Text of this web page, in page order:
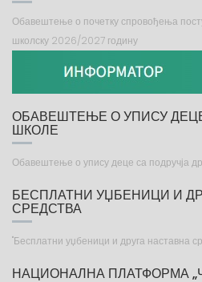
Обавештење о почетку спровођења
школску 2026/2027 годину
ОБАВЕШТЕЊЕ О УПИСУ
ШКОЛЕ
Обавештење о упису деце са подручја
БЕСПЛАТНИ УЏБЕНИЦИ И
СРЕДСТВА
"Бесплатни уџбеници и друга наставна
НАЦИОНАЛНА ПЛАТФОРМА